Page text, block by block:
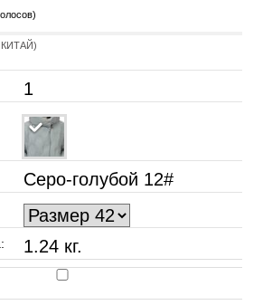
1
Серо-голубой 12#
1.24 кг.